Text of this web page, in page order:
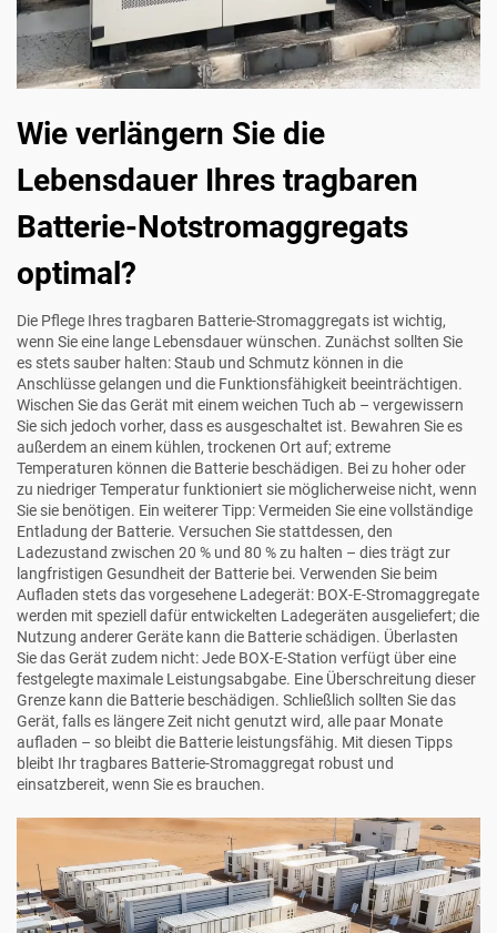
Wie verlängern Sie die
Lebensdauer Ihres tragbaren
Batterie-Notstromaggregats
optimal?
Die Pflege Ihres tragbaren Batterie-Stromaggregats ist wichtig,
wenn Sie eine lange Lebensdauer wünschen. Zunächst sollten Sie
es stets sauber halten: Staub und Schmutz können in die
Anschlüsse gelangen und die Funktionsfähigkeit beeinträchtigen.
Wischen Sie das Gerät mit einem weichen Tuch ab – vergewissern
Sie sich jedoch vorher, dass es ausgeschaltet ist. Bewahren Sie es
außerdem an einem kühlen, trockenen Ort auf; extreme
Temperaturen können die Batterie beschädigen. Bei zu hoher oder
zu niedriger Temperatur funktioniert sie möglicherweise nicht, wenn
Sie sie benötigen. Ein weiterer Tipp: Vermeiden Sie eine vollständige
Entladung der Batterie. Versuchen Sie stattdessen, den
Ladezustand zwischen 20 % und 80 % zu halten – dies trägt zur
langfristigen Gesundheit der Batterie bei. Verwenden Sie beim
Aufladen stets das vorgesehene Ladegerät: BOX-E-Stromaggregate
werden mit speziell dafür entwickelten Ladegeräten ausgeliefert; die
Nutzung anderer Geräte kann die Batterie schädigen. Überlasten
Sie das Gerät zudem nicht: Jede BOX-E-Station verfügt über eine
festgelegte maximale Leistungsabgabe. Eine Überschreitung dieser
Grenze kann die Batterie beschädigen. Schließlich sollten Sie das
Gerät, falls es längere Zeit nicht genutzt wird, alle paar Monate
aufladen – so bleibt die Batterie leistungsfähig. Mit diesen Tipps
bleibt Ihr tragbares Batterie-Stromaggregat robust und
einsatzbereit, wenn Sie es brauchen.